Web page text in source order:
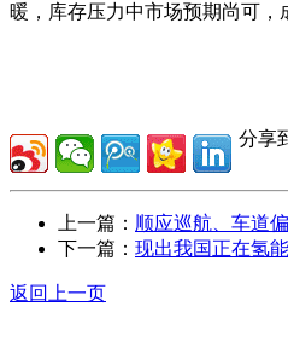
暖，库存压力中市场预期尚可，
分享
上一篇： 顺应巡航、车道
下一篇： 现出我国正在氢
返回上一页